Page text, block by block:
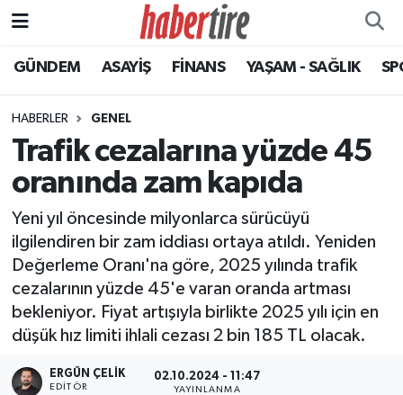
GÜNDEM ASAYİŞ FİNANS YAŞAM - SAĞLIK
HABERLER GENEL
Trafik cezalarına yüzde 45
oranında zam kapıda
Yeni yıl öncesinde milyonlarca sürücüyü
ilgilendiren bir zam iddiası ortaya atıldı. Yeniden
Değerleme Oranı'na göre, 2025 yılında trafik
cezalarının yüzde 45'e varan oranda artması
bekleniyor. Fiyat artışıyla birlikte 2025 yılı için en
düşük hız limiti ihlali cezası 2 bin 185 TL olacak.
ERGÜN ÇELIK
EDITÖR
02.10.2024 - 11:47
YAYINLANMA
Tire Nöbetçi Eczaneler
Tire Hava Durumu
Tire Trafik Yoğunluk Haritası
Tüm Manşetler
Son Dakika Haberleri
Haber Arşivi